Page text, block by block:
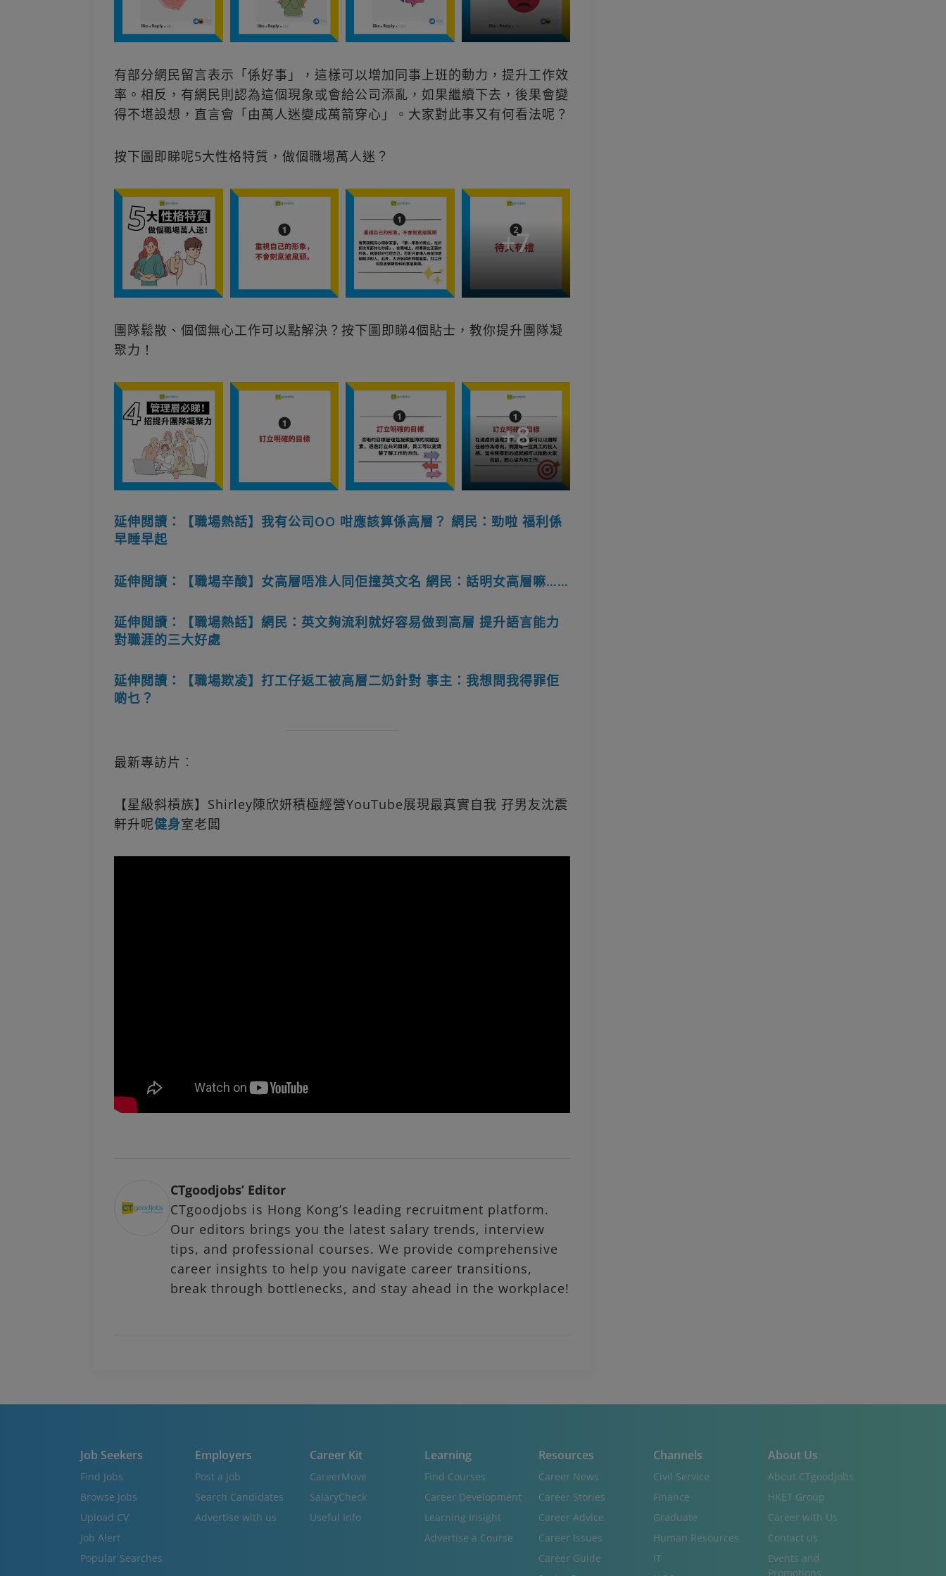
有部分網民留言表示「係好事」，這樣可以增加同事上班的動力，提升工作效
率。相反，有網民則認為這個現象或會給公司添亂，如果繼續下去，後果會變
得不堪設想，直言會「由萬人迷變成萬箭穿心」。大家對此事又有何看法呢？
按下圖即睇呢5大性格特質，做個職場萬人迷？
+7
團隊鬆散、個個無心工作可以點解決？按下圖即睇4個貼士，教你提升團隊凝
聚力！
+8
延伸閲讀：【職場熱話】我有公司OO 咁應該算係高層？ 網民：勁啦 福利係
早睡早起
延伸閲讀：【職場辛酸】女高層唔准人同佢撞英文名 網民：話明女高層嘛……
延伸閲讀：【職場熱話】網民：英文夠流利就好容易做到高層 提升語言能力
對職涯的三大好處
延伸閲讀：【職場欺凌】打工仔返工被高層二奶針對 事主：我想問我得罪佢
啲乜？
最新專訪片︰
【星級斜槓族】Shirley陳欣妍積極經營YouTube展現最真實自我 孖男友沈震
軒升呢健身室老闆
CTgoodjobs’ Editor
CTgoodjobs is Hong Kong’s leading recruitment platform.
Our editors brings you the latest salary trends, interview
tips, and professional courses. We provide comprehensive
career insights to help you navigate career transitions,
break through bottlenecks, and stay ahead in the workplace!
Job Seekers
Find Jobs
Browse Jobs
Upload CV
Job Alert
Popular Searches
Employers
Post a Job
Search Candidates
Advertise with us
Career Kit
CareerMove
SalaryCheck
Useful Info
Learning
Find Courses
Career Development
Learning Insight
Advertise a Course
Resources
Career News
Career Stories
Career Advice
Career Issues
Career Guide
Channels
Civil Service
Finance
Graduate
Human Resources
IT
About Us
About CTgoodjobs
HKET Group
Career with Us
Contact us
Events and
Promotions